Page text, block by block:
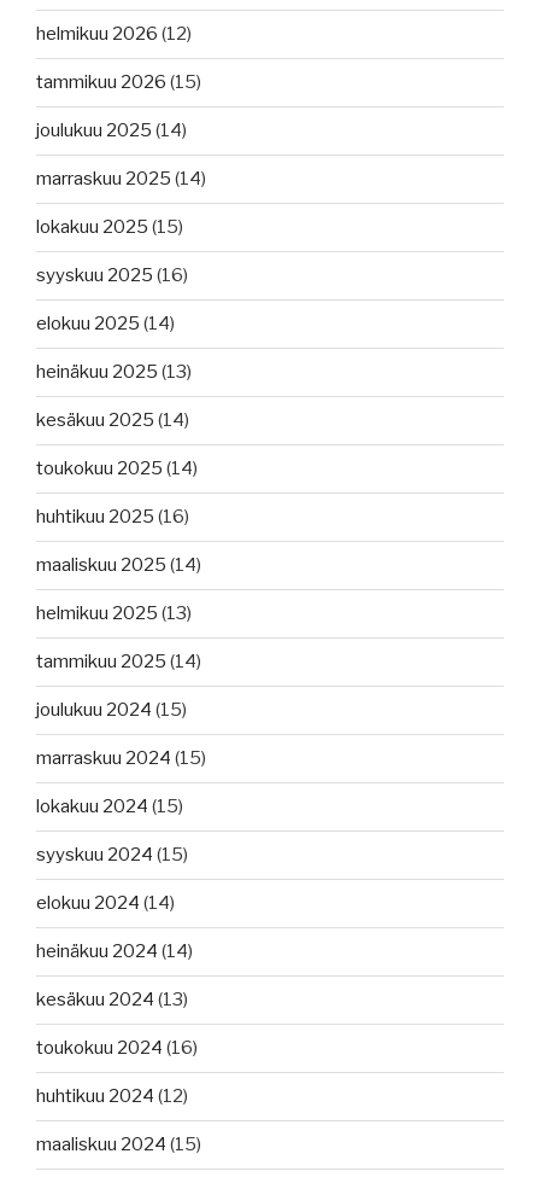
helmikuu 2026 (12)
tammikuu 2026 (15)
joulukuu 2025 (14)
marraskuu 2025 (14)
lokakuu 2025 (15)
syyskuu 2025 (16)
elokuu 2025 (14)
heinäkuu 2025 (13)
kesäkuu 2025 (14)
toukokuu 2025 (14)
huhtikuu 2025 (16)
maaliskuu 2025 (14)
helmikuu 2025 (13)
tammikuu 2025 (14)
joulukuu 2024 (15)
marraskuu 2024 (15)
lokakuu 2024 (15)
syyskuu 2024 (15)
elokuu 2024 (14)
heinäkuu 2024 (14)
kesäkuu 2024 (13)
toukokuu 2024 (16)
huhtikuu 2024 (12)
maaliskuu 2024 (15)